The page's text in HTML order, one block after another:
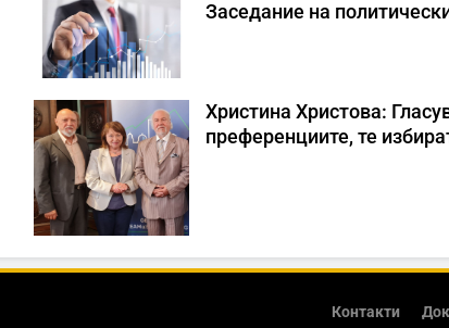
Заседание на
Христина Христова:
преференциите, те
Контакти